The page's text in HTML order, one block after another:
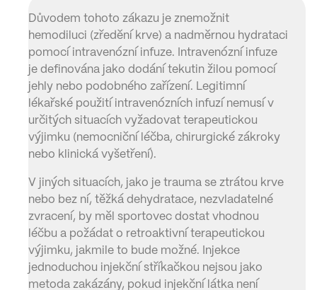
Důvodem tohoto zákazu je znemožnit
hemodiluci (zředění krve) a nadměrnou hydrataci
pomocí intravenózní infuze. Intravenózní infuze
je definována jako dodání tekutin žilou pomocí
jehly nebo podobného zařízení. Legitimní
lékařské použití intravenózních infuzí nemusí v
určitých situacích vyžadovat terapeutickou
výjimku (nemocniční léčba, chirurgické zákroky
nebo klinická vyšetření).
V jiných situacích, jako je trauma se ztrátou krve
nebo bez ní, těžká dehydratace, nezvladatelné
zvracení, by měl sportovec dostat vhodnou
léčbu a požádat o retroaktivní terapeutickou
výjimku, jakmile to bude možné. Injekce
jednoduchou injekční stříkačkou nejsou jako
metoda zakázány, pokud injekční látka není